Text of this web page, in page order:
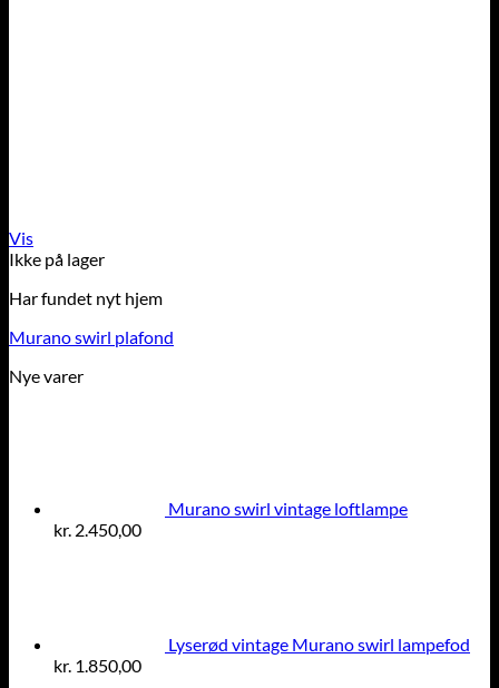
Vis
Ikke på lager
Har fundet nyt hjem
Murano swirl plafond
Nye varer
Murano swirl vintage loftlampe
kr. 2.450,00
Lyserød vintage Murano swirl lampefod
kr. 1.850,00